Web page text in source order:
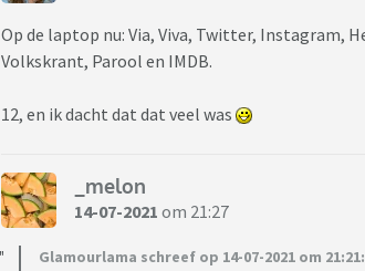
Op de laptop nu: Via, Viva, Twitter, Instagram,
Volkskrant, Parool en IMDB.
12, en ik dacht dat dat veel was
_melon
14-07-2021 om 21:27
Glamourlama schreef op 14-07-2021 om 21:21: